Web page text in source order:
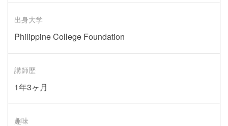
出身大学
Philippine College Foundation
講師歴
1年3ヶ月
趣味